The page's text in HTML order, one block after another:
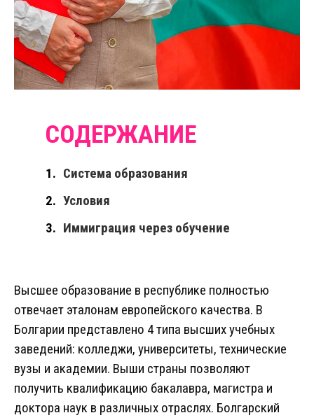
Система образования
Условия
Иммиграция через обучение
Высшее образование в республике полностью
отвечает эталонам европейского качества. В
Болгарии представлено 4 типа высших учебных
заведений: колледжи, университеты, технические
вузы и академии. Выши страны позволяют
получить квалификацию бакалавра, магистра и
доктора наук в различных отраслях. Болгарский